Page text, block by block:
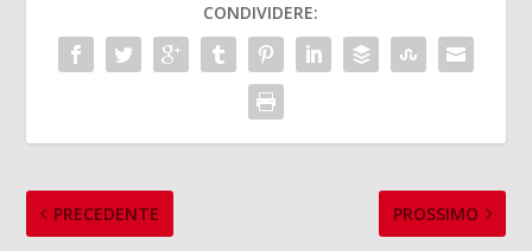
CONDIVIDERE:
PRECEDENTE PROSSIMO